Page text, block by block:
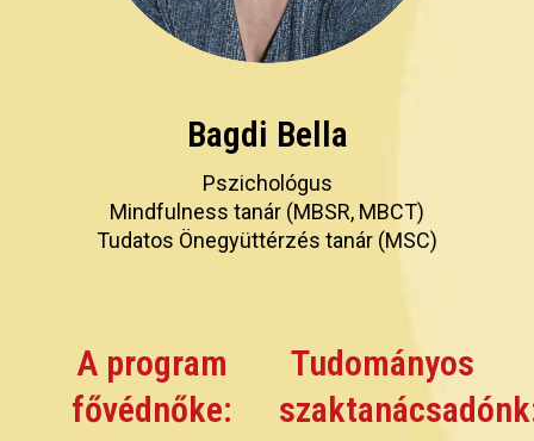
Bagdi Bella
Pszichológus
Mindfulness tanár (MBSR, MBCT)
Tudatos Önegyüttérzés tanár (MSC)
A program
fővédnőke:
Tudományos